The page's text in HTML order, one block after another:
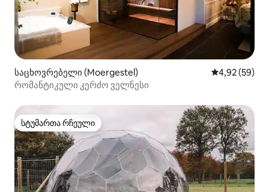
საცხოვრებელი (Moergestel) საშუალო
4,92 (59)
რომანტიკული კერძო ველნესი
სტუმართა რჩეული
სტუმართა რჩეული